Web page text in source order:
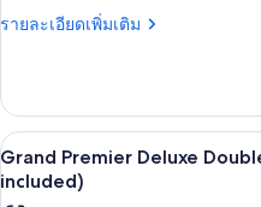
Room
&
Wonderbox
included)
รายละเอียดเพิ่มเติม
ราย
เกี่ยว
กับ
Premier
Deluxe
เปิด
ภาพถ่าย
4
Grand Premier Deluxe
included)